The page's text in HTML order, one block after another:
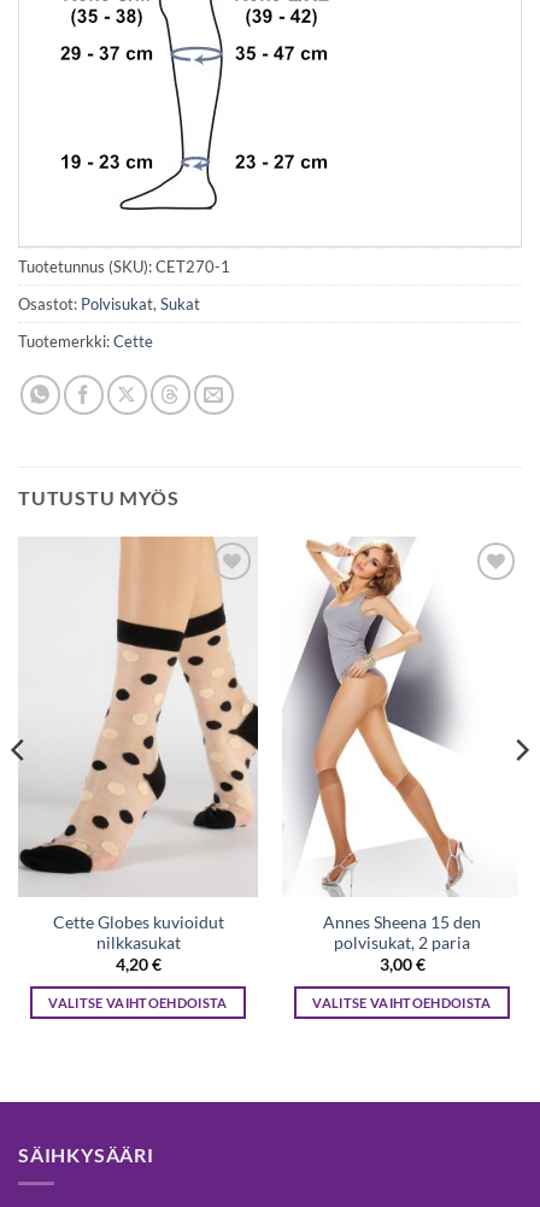
Tuotetunnus (SKU):CET270-1
Osastot: Polvisukat,Sukat
Tuotemerkki:Cette
TUTUSTU MYÖS
Lisää
toivelistaan
Cette Globes kuvioidut
nilkkasukat
4,20€
VALITSE VAIHTOEHDOISTA
useampi
Voit
Annes Sheena 15 den
polvisukat, 2 paria
3,00€
VALITSE VAIHTOEHDOISTA
useampi
SÄIHKYSÄÄRI